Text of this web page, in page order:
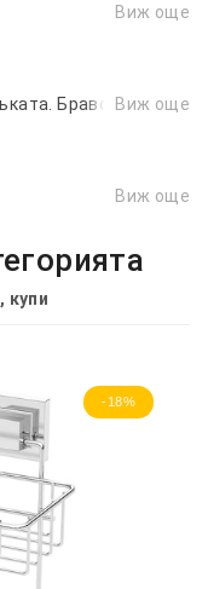
Виж още
Браво.
Виж още
Виж още
купи
-18%